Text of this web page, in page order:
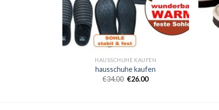
HAUSSCHUHE KAUFEN
hausschuhe kaufen
€34.00 €26.00